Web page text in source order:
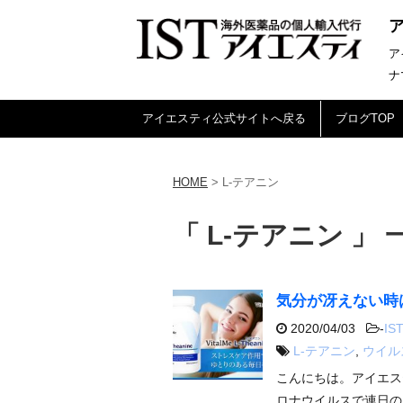
ナ
アイエスティ公式サイトへ戻る ブログTOP
HOME > L-テアニン
「 L-テアニン 」
気分が冴えない時
2020/04/03 -
L-テアニン
ウイ
こんにちは。アイエ